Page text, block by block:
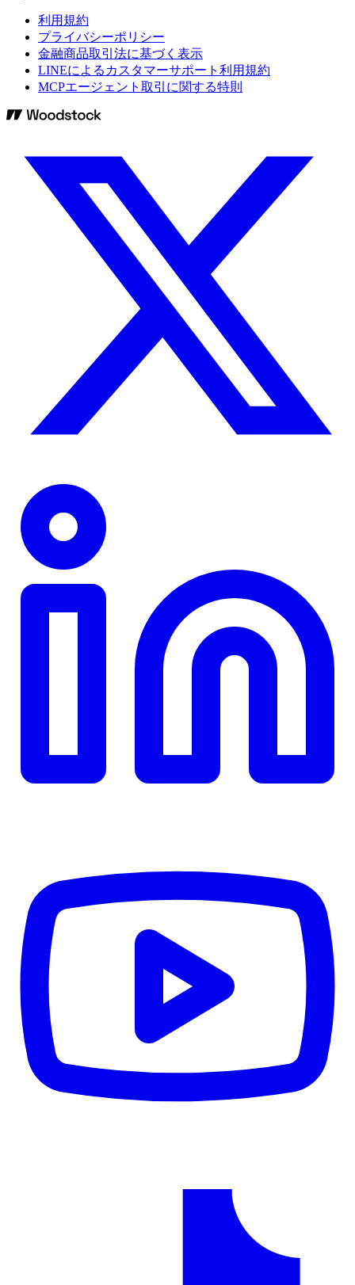
利用規約
プライバシーポリシー
金融商品取引法に基づく表示
LINEによるカスタマーサポート利用規約
MCPエージェント取引に関する特則